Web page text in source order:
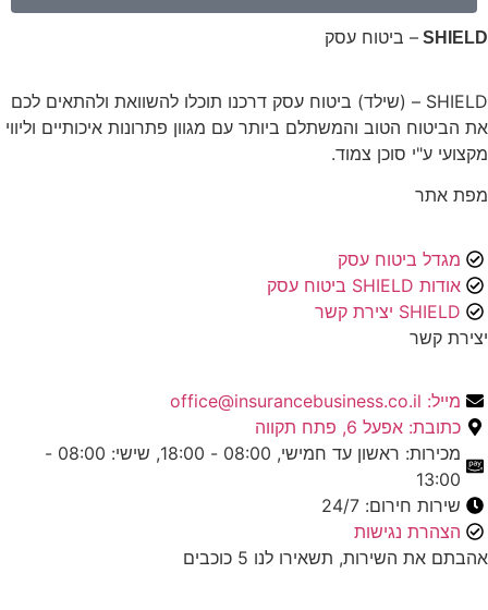
SHIELD – ביטוח עסק
SHIELD – (שילד) ביטוח עסק דרכנו תוכלו להשוואת ולהתאים לכם
את הביטוח הטוב והמשתלם ביותר עם מגוון פתרונות איכותיים וליווי
מקצועי ע"י סוכן צמוד.
מפת אתר
מגדל ביטוח עסק
אודות SHIELD ביטוח עסק
SHIELD יצירת קשר
יצירת קשר
מייל: office@insurancebusiness.co.il
כתובת: אפעל 6, פתח תקווה
מכירות: ראשון עד חמישי, 08:00 - 18:00, שישי: 08:00 -
13:00
שירות חירום: 24/7
הצהרת נגישות
אהבתם את השירות, תשאירו לנו 5 כוכבים